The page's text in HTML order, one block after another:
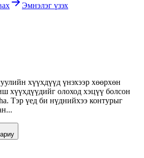
Эмнэлэг үзэх
хүүхдүүд үнэхээр хөөрхөн
хүүхдүүдийг олоход хэцүү болсон
Тэр үед би нүднийхээ контурыг